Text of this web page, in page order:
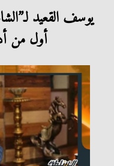
يوسف القعيد
أول من